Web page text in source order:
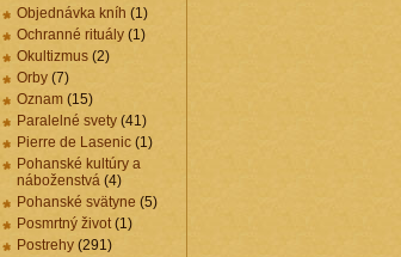
Objednávka kníh (1)
Ochranné rituály (1)
Okultizmus (2)
Orby (7)
Oznam (15)
Paralelné svety (41)
Pierre de Lasenic (1)
Pohanské kultúry a
náboženstvá (4)
Pohanské svätyne (5)
Posmrtný život(1)
Postrehy (291)